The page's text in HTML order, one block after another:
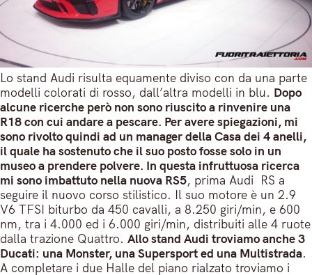
Lo stand Audi risulta equamente diviso con da una parte
modelli colorati di rosso, dall’altra modelli in blu. Dopo
alcune ricerche però non sono riuscito a rinvenire una
R18 con cui andare a pescare. Per avere spiegazioni, mi
sono rivolto quindi ad un manager della Casa dei 4 anelli,
il quale ha sostenuto che il suo posto fosse solo in un
museo a prendere polvere. In questa infruttuosa ricerca
mi sono imbattuto nella nuova RS5, prima Audi RS a
seguire il nuovo corso stilistico. Il suo motore è un 2.9
V6 TFSI biturbo da 450 cavalli, a 8.250 giri/min, e 600
nm, tra i 4.000 ed i 6.000 giri/min, distribuiti alle 4 ruote
dalla trazione Quattro. Allo stand Audi troviamo anche 3
Ducati: una Monster, una Supersport ed una Multistrada.
A completare i due Halle del piano rialzato troviamo i